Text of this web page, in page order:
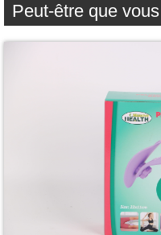
Peut-être que